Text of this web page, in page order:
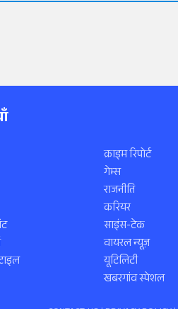
क्राइम रिपोर्ट
गेम्स
राजनीति
करियर
साइंस-टेक
वायरल न्यूज़
यूटिलिटी
खबरगांव स्पेशल